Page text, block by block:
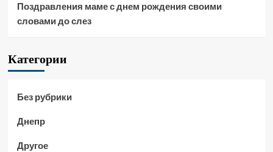
Поздравления маме с днем рождения своими
словами до слез
Категории
Без рубрики
Днепр
Другое